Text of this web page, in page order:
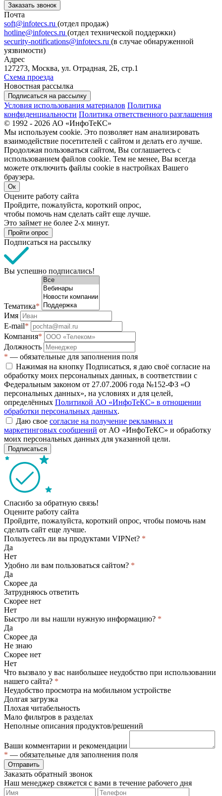
Заказать звонок
Почта
soft@infotecs.ru (отдел продаж)
hotline@infotecs.ru (отдел технической поддержки)
security-notifications@infotecs.ru (в случае обнаруженной
уязвимости)
Адрес
127273, Москва, ул. Отрадная, 2Б, стр.1
Схема проезда
Новостная рассылка
Подписаться на рассылку
Условия использования материалов Политика
конфиденциальности Политика ответственного разглашения
© 1992 - 2026 АО «ИнфоТеКС»
Мы используем cookie. Это позволяет нам анализировать
взаимодействие посетителей с сайтом и делать его лучше.
Продолжая пользоваться сайтом, Вы соглашаетесь с
использованием файлов cookie. Тем не менее, Вы всегда
можете отключить файлы cookie в настройках Вашего
браузера.
Ок
Оцените работу сайта
Пройдите, пожалуйста, короткий опрос,
чтобы помочь нам сделать сайт еще лучше.
Это займет не более 2-х минут.
Пройти опрос
Подписаться на рассылку
Вы успешно подписались!
Тематика*
Имя
E-mail*
Компания*
Должность
* — обязательные для заполнения поля
Нажимая на кнопку Подписаться, я даю своё согласие на
обработку моих персональных данных, в соответствии с
Федеральным законом от 27.07.2006 года №152-ФЗ «О
персональных данных», на условиях и для целей,
определённых Политикой АО «ИнфоТеКС» в отношении
обработки персональных данных.
Даю свое согласие на получение рекламных и
маркетинговых сообщений от АО «ИнфоТеКС» и обработку
моих персональных данных для указанной цели.
Подписаться
Спасибо за обратную связь!
Оцените работу сайта
Пройдите, пожалуйста, короткий опрос, чтобы помочь нам
сделать сайт еще лучше.
Пользуетесь ли вы продуктами VIPNet? *
Да
Нет
Удобно ли вам пользоваться сайтом? *
Да
Скорее да
Затрудняюсь ответить
Скорее нет
Нет
Быстро ли вы нашли нужную информацию? *
Да
Скорее да
Не знаю
Скорее нет
Нет
Что вызвало у вас наибольшее неудобство при использовании
нашего сайта? *
Неудобство просмотра на мобильном устройстве
Долгая загрузка
Плохая читабельность
Мало фильтров в разделах
Неполные описания продуктов/решений
Ваши комментарии и рекомендации
* — обязательные для заполнения поля
Отправить
Заказать обратный звонок
Наш менеджер свяжется с вами в течение рабочего дня